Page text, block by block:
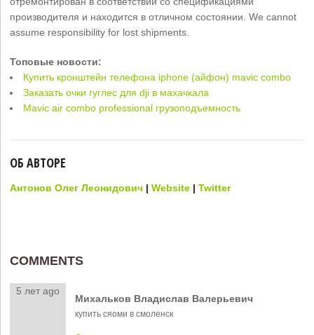
производителя и находится в отличном состоянии. We cannot
assume responsibility for lost shipments.
Топовые новости:
Купить кронштейн телефона iphone (айфон) mavic combo
Заказать очки гуглес для dji в махачкала
Mavic air combo professional грузоподъемность
ОБ АВТОРЕ
Антонов Олег Леонидович |Website |Twitter
COMMENTS
5 лет ago
Михальков Владислав Валерьевич
купить сяоми в смоленск